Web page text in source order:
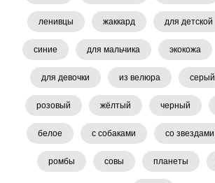
ленивцы жаккард для детской
синие для мальчика экокожа
для девочки из велюра серый
розовый жёлтый черный
белое с собаками со звездами
ромбы совы планеты